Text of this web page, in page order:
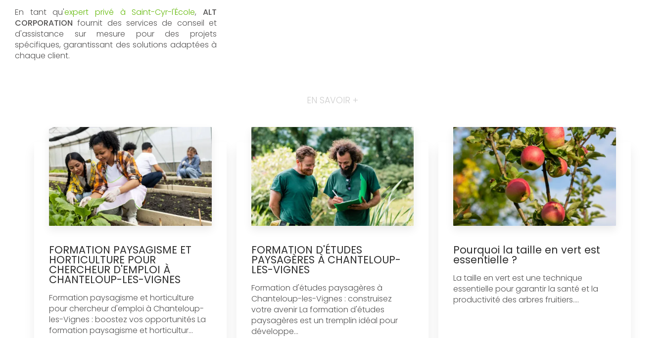
En tant qu'expert privé à Saint-Cyr-l'École, ALT
CORPORATION fournit des services de conseil et
d'assistance sur mesure pour des projets
spécifiques, garantissant des solutions adaptées à
chaque client.
EN SAVOIR +
FORMATION PAYSAGISME ET
HORTICULTURE POUR
CHERCHEUR D'EMPLOI À
CHANTELOUP-LES-VIGNES
Formation paysagisme et horticulture
pour chercheur d'emploi à Chanteloup-
les-Vignes : boostez vos opportunités La
formation paysagisme et horticultur...
FORMATION D'ÉTUDES
PAYSAGÈRES À CHANTELOUP-
LES-VIGNES
Formation d'études paysagères à
Chanteloup-les-Vignes : construisez
votre avenir La formation d'études
paysagères est un tremplin idéal pour
développe...
Pourquoi la taille en vert est
essentielle ?
La taille en vert est une technique
essentielle pour garantir la santé et la
productivité des arbres fruitiers....